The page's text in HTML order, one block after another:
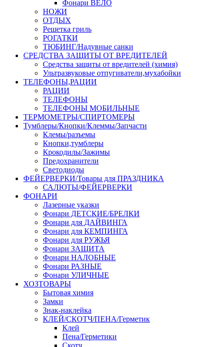
Фонари ВЕЛО
НОЖИ
ОТДЫХ
Решетка гриль
РОГАТКИ
ТЮБИНГ/Надувные санки
СРЕДСТВА ЗАЩИТЫ ОТ ВРЕДИТЕЛЕЙ
Средства защиты от вредителей (химия)
Ультразвуковые отпугиватели,мухабойки
ТЕЛЕФОНЫ,РАЦИИ
РАЦИИ
ТЕЛЕФОНЫ
ТЕЛЕФОНЫ МОБИЛЬНЫЕ
ТЕРМОМЕТРЫ/СПИРТОМЕРЫ
Тумблеры/Кнопки/Клеммы/Запчасти
Клемы/разъемы
Кнопки,тумблеры
Крокодилы/Зажимы
Предохранители
Светодиоды
ФЕЙЕРВЕРКИ/Товары для ПРАЗДНИКА
САЛЮТЫ/ФЕЙЕРВЕРКИ
ФОНАРИ
Лазерные указки
Фонари ДЕТСКИЕ/БРЕЛКИ
Фонари для ДАЙВИНГА
Фонари для КЕМПИНГА
Фонари для РУЖЬЯ
Фонари ЗАЩИТА
Фонари НАЛОБНЫЕ
Фонари РАЗНЫЕ
Фонари УЛИЧНЫЕ
ХОЗТОВАРЫ
Бытовая химия
Замки
Знак-наклейка
КЛЕЙ/СКОТЧ/ПЕНА/Герметик
Клей
Пена/Герметики
Скотч